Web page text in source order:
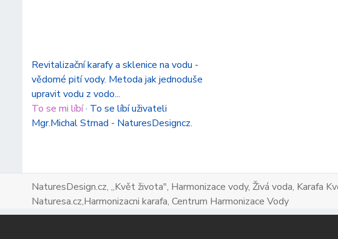
Revitalizační karafy a sklenice na vodu -
vědomé pití vody. Metoda jak jednoduše
upravit vodu z vodo...
To se mi líbí· To se líbí uživateli
Mgr.Michal Strnad - NaturesDesigncz.
NaturesDesign.cz, ,,Květ života", Harmonizace vody, Živá voda, Karafa
Naturesa.cz,Harmonizacni karafa, Centrum Harmonizace Vody